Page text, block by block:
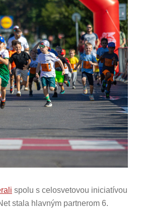
spolu s celosvetovou iniciatívou
stala hlavným partnerom 6.